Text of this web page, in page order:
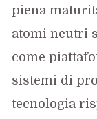
piena
atomi neutri
come
sistemi di
tecnologia